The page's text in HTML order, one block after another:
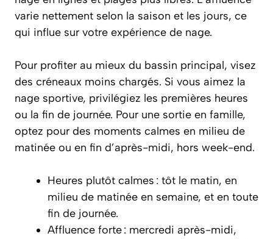
varie nettement selon la saison et les jours, ce
qui influe sur votre expérience de nage.
Pour profiter au mieux du bassin principal, visez
des créneaux moins chargés. Si vous aimez la
nage sportive, privilégiez les premières heures
ou la fin de journée. Pour une sortie en famille,
optez pour des moments calmes en milieu de
matinée ou en fin d’après-midi, hors week-end.
Heures plutôt calmes : tôt le matin, en
milieu de matinée en semaine, et en toute
fin de journée.
Affluence forte : mercredi après-midi,